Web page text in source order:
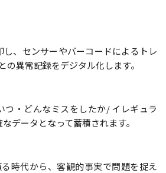
、センサーやバーコードによるトレ
の異常記録をデジタル化します。
つ・どんなミスをしたか/ イレギュラ
データとなって蓄積されます。
時代から、客観的事実で問題を捉え